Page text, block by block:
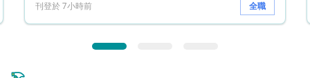
刊登於 7小時前 全職